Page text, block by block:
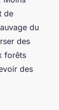
de
du
des
forêts
des